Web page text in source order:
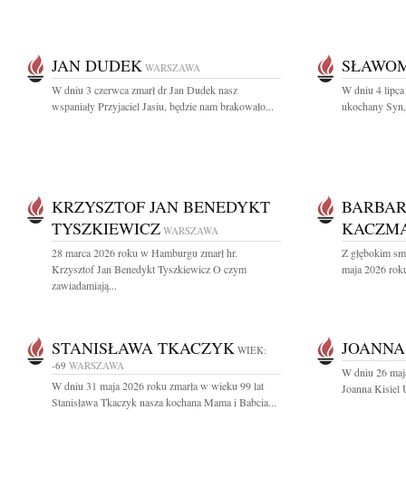
JAN DUDEK WARSZAWA
W dniu 3 czerwca zmarł dr Jan Dudek nasz
wspaniały Przyjaciel Jasiu, będzie nam brakowało...
W dniu 4
ukochany
KRZYSZTOF JAN BENEDYKT
TYSZKIEWICZ WARSZAWA
28 marca 2026 roku w Hamburgu zmarł hr.
Krzysztof Jan Benedykt Tyszkiewicz O czym
zawiadamiają...
Z głębokim
maja 2026
STANISŁAWA TKACZYK WIEK:
-69 WARSZAWA
W dniu 31 maja 2026 roku zmarła w wieku 99 lat
Stanisława Tkaczyk nasza kochana Mama i Babcia...
W dniu 26
Joanna Kisiel